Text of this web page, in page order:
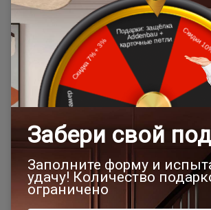
дилера в данном регионе или, при заказе
сайта, отдельно рассчитывается
магазина.
Подробная информация о доставке
Товар относится к
Межкомнатные двери
Двери модерн Белая (RAL 9003)
Стильные современные
700x1900
Двери